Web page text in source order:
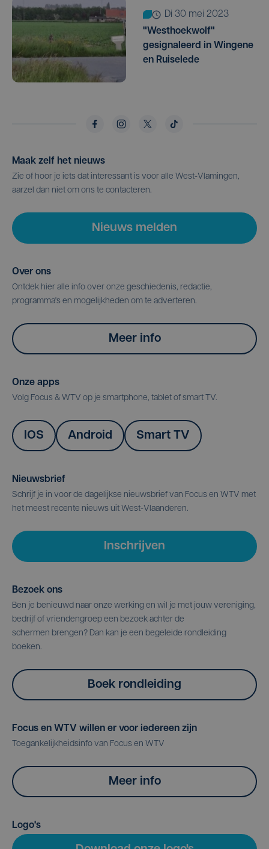
di 30 mei 2023
"Westhoekwolf"
gesignaleerd in Wingene
en Ruiselede
Maak zelf het nieuws
Zie of hoor je iets dat interessant is voor alle West-Vlamingen,
aarzel dan niet om ons te contacteren.
Nieuws melden
Over ons
Ontdek hier alle info over onze geschiedenis, redactie,
programma's en mogelijkheden om te adverteren.
Meer info
Onze apps
Volg Focus & WTV op je smartphone, tablet of smart TV.
IOS Android Smart TV
Nieuwsbrief
Schrijf je in voor de dagelijkse nieuwsbrief van Focus en WTV met
het meest recente nieuws uit West-Vlaanderen.
Inschrijven
Bezoek ons
Ben je benieuwd naar onze werking en wil je met jouw vereniging,
bedrijf of vriendengroep een bezoek achter de
schermen brengen? Dan kan je een begeleide rondleiding
boeken.
Boek rondleiding
Focus en WTV willen er voor iedereen zijn
Toegankelijkheidsinfo van Focus en WTV
Meer info
Logo's